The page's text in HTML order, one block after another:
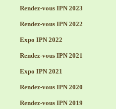
Rendez-vous IPN 2023
Rendez-vous IPN 2022
Expo IPN 2022
Rendez-vous IPN 2021
Expo IPN 2021
Rendez-vous IPN 2020
Rendez-vous IPN 2019